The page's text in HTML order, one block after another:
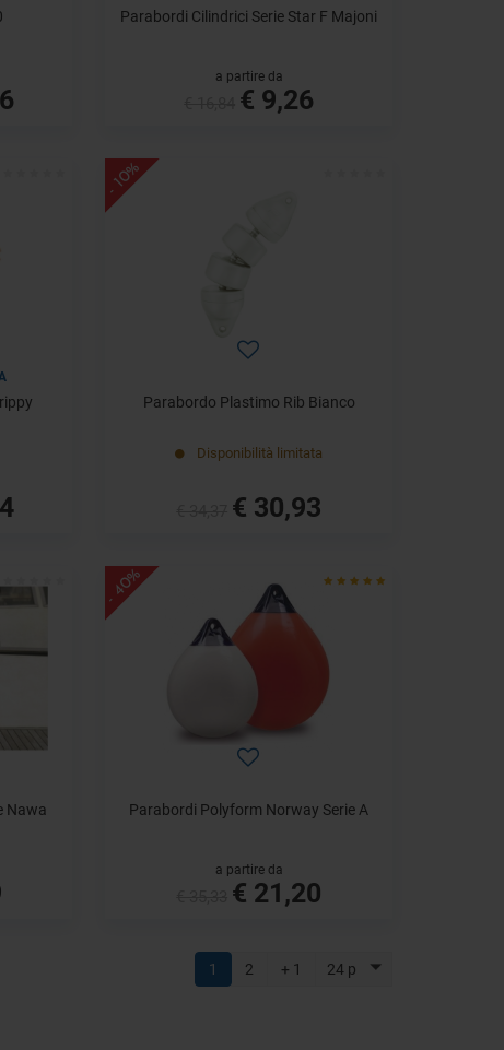
Parabordi Cilindrici Serie Star F Majoni
a partire da
€ 9,26
- 10%
Parabordo Plastimo Rib Bianco
Disponibilità limitata
€ 30,93
Nawa
- 40%
Parabordi Polyform Norway Serie A
a partire da
€ 21,20
24 p
1 2 + 1